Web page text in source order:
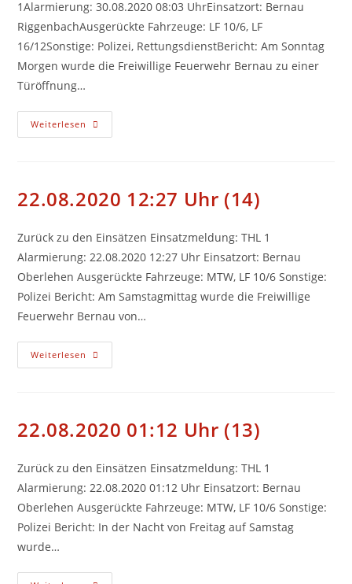
1Alarmierung: 30.08.2020 08:03 UhrEinsatzort: Bernau
RiggenbachAusgerückte Fahrzeuge: LF 10/6, LF
16/12Sonstige: Polizei, RettungsdienstBericht: Am Sonntag
Morgen wurde die Freiwillige Feuerwehr Bernau zu einer
Türöffnung…
Weiterlesen 30.08.2020
08:03
22.08.2020 12:27 Uhr (14)
Zurück zu den Einsätzen Einsatzmeldung: THL 1
Alarmierung: 22.08.2020 12:27 Uhr Einsatzort: Bernau
Oberlehen Ausgerückte Fahrzeuge: MTW, LF 10/6 Sonstige:
Polizei Bericht: Am Samstagmittag wurde die Freiwillige
Feuerwehr Bernau von…
Weiterlesen 22.08.2020
12:27
22.08.2020 01:12 Uhr (13)
Zurück zu den Einsätzen Einsatzmeldung: THL 1
Alarmierung: 22.08.2020 01:12 Uhr Einsatzort: Bernau
Oberlehen Ausgerückte Fahrzeuge: MTW, LF 10/6 Sonstige:
Polizei Bericht: In der Nacht von Freitag auf Samstag
wurde…